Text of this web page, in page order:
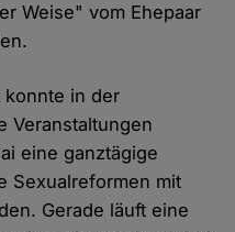
Weise" vom Ehepaar
konnte in der
Veranstaltungen
eine ganztägige
Sexualreformen mit
Gerade läuft eine